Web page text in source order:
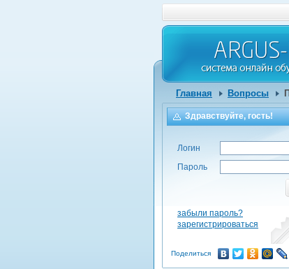
Главная Вопросы
Здравствуйте, гость!
Логин
Пароль
забыли пароль?
зарегистрироваться
Поделиться